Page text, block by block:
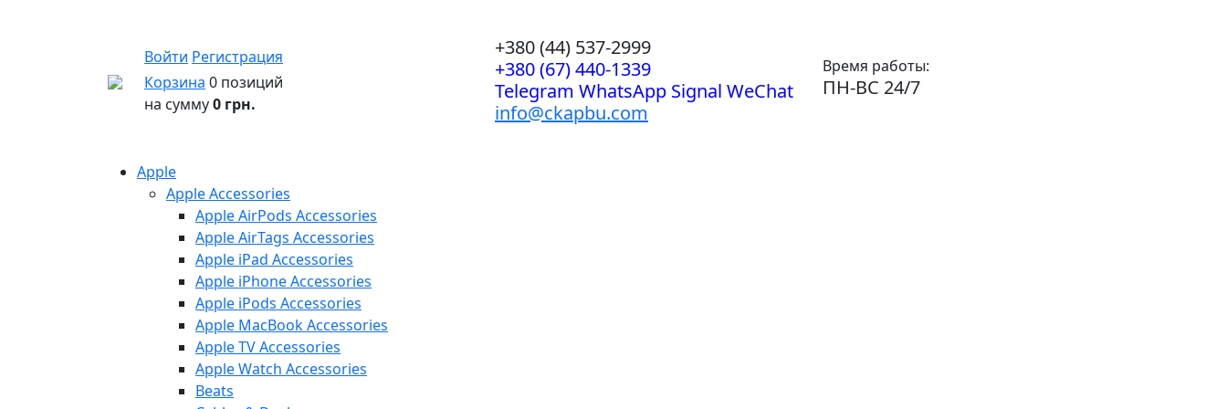
Войти Регистрация
Корзина 0 позиций
на сумму0 грн.
+380 (44) 537-2999
+380 (67) 440-1339
Telegram WhatsApp Signal WeChat
info@ckapbu.com
Время работы:
ПН-ВС 24/7
Apple
Apple Accessories
Apple AirPods Accessories
Apple AirTags Accessories
Apple iPad Accessories
Apple iPhone Accessories
Apple iPods Accessories
Apple MacBook Accessories
Apple TV Accessories
Apple Watch Accessories
Beats